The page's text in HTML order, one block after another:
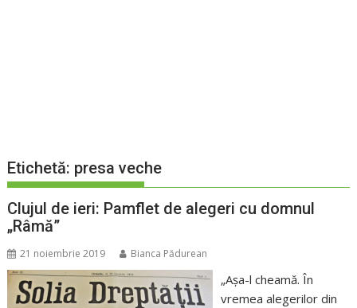
Etichetă: presa veche
Clujul de ieri: Pamflet de alegeri cu domnul
„Râmă”
21 noiembrie 2019 Bianca Pădurean
„Așa-l cheamă. În
vremea alegerilor din